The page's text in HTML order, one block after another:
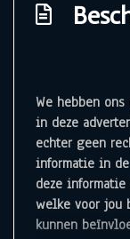
We hebben
in deze
echter geen
informatie in
deze
welke voor jou
kunnen